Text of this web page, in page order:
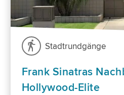
Stadtrundgänge
Frank Sinatras
Hollywood-Elite